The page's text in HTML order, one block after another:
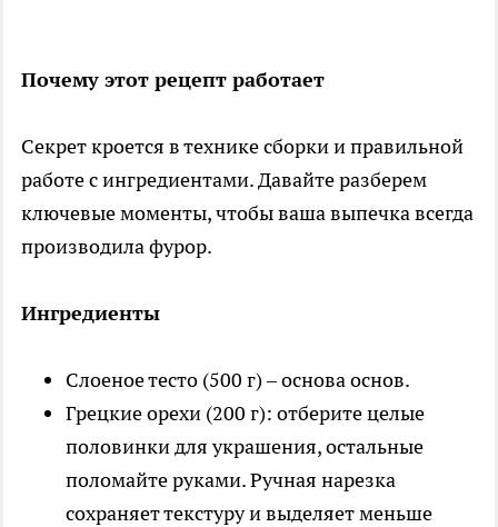
Почему этот рецепт работает
Секрет кроется в технике сборки и правильной
работе с ингредиентами. Давайте разберем
ключевые моменты, чтобы ваша выпечка всегда
производила фурор.
Ингредиенты
Слоеное тесто (500 г) – основа основ.
Грецкие орехи (200 г): отберите целые
половинки для украшения, остальные
поломайте руками. Ручная нарезка
сохраняет текстуру и выделяет меньше